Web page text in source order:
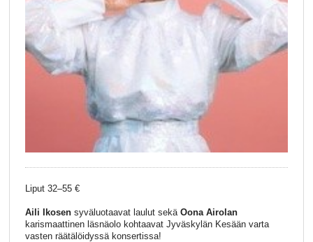
Liput 32–55 €
Aili Ikosensyväluotaavat laulut sekä Oona Airolan
karismaattinen läsnäolo kohtaavat Jyväskylän Kesään varta
vasten räätälöidyssä konsertissa!